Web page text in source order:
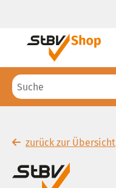
zurück zur Übersicht